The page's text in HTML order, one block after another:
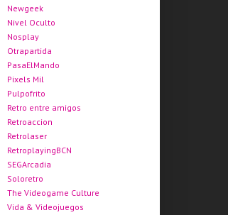
Newgeek
Nivel Oculto
Nosplay
Otrapartida
PasaElMando
Pixels Mil
Pulpofrito
Retro entre amigos
Retroaccion
Retrolaser
RetroplayingBCN
SEGArcadia
Soloretro
The Videogame Culture
Vida & Videojuegos